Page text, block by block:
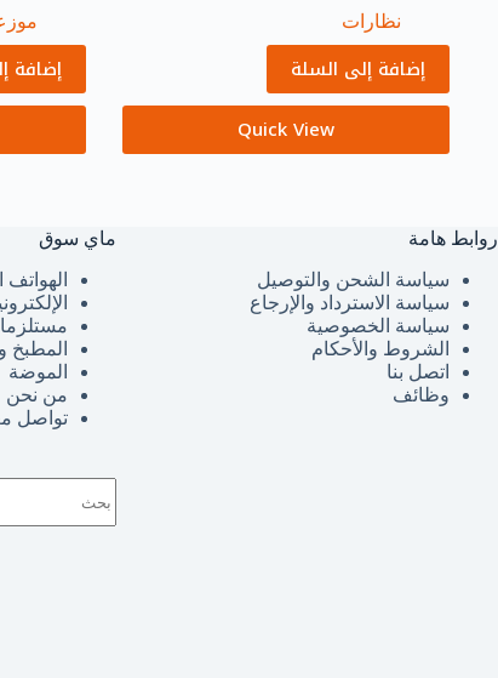
نظارات
إضافة إلى السلة
Quick View
إضافة
روابط هامة
سياسة الشحن والتوصيل
سياسة الاسترداد والإرجاع
سياسة الخصوصية
الشروط والأحكام
اتصل بنا
وظائف
ماي سوق
المطبخ
الموضة
من نحن
تواصل
توجد